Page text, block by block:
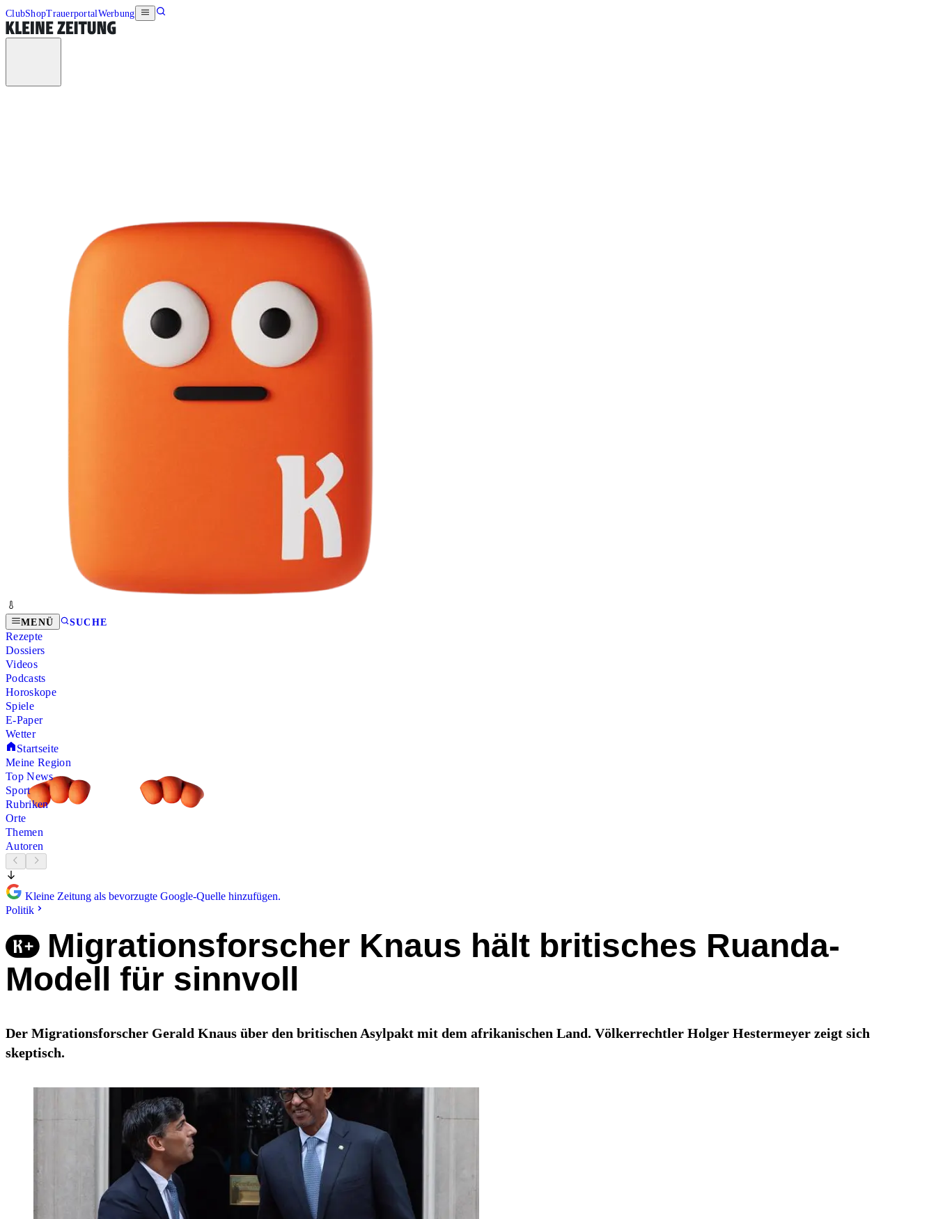
ClubShopTrauerportalWerbung
MENÜ SUCHE
Rezepte
Dossiers
Videos
Podcasts
Horoskope
Spiele
E-Paper
Wetter
Startseite
Meine Region
Top News
Sport
Rubriken
Orte
Themen
Autoren
Kleine Zeitung als bevorzugte Google-Quelle hinzufügen.
Politik
Migrationsforscher Knaus hält britisches Ruanda-
Modell für sinnvoll
Der Migrationsforscher Gerald Knaus über den britischen Asylpakt mit dem afrikanischen Land. Völkerrechtler Holger Hestermeyer zeigt sich
skeptisch.